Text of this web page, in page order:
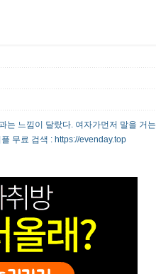
는 느낌이 달랐다. 여자가먼저 말을 거
무료 검색 : https://evenday.top